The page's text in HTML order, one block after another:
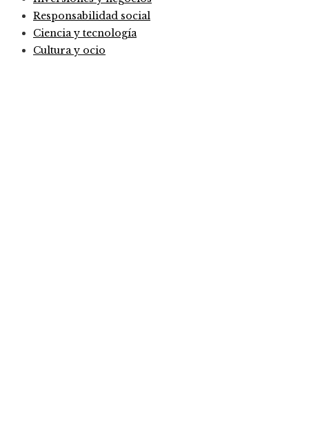
Responsabilidad social
Ciencia y tecnología
Cultura y ocio